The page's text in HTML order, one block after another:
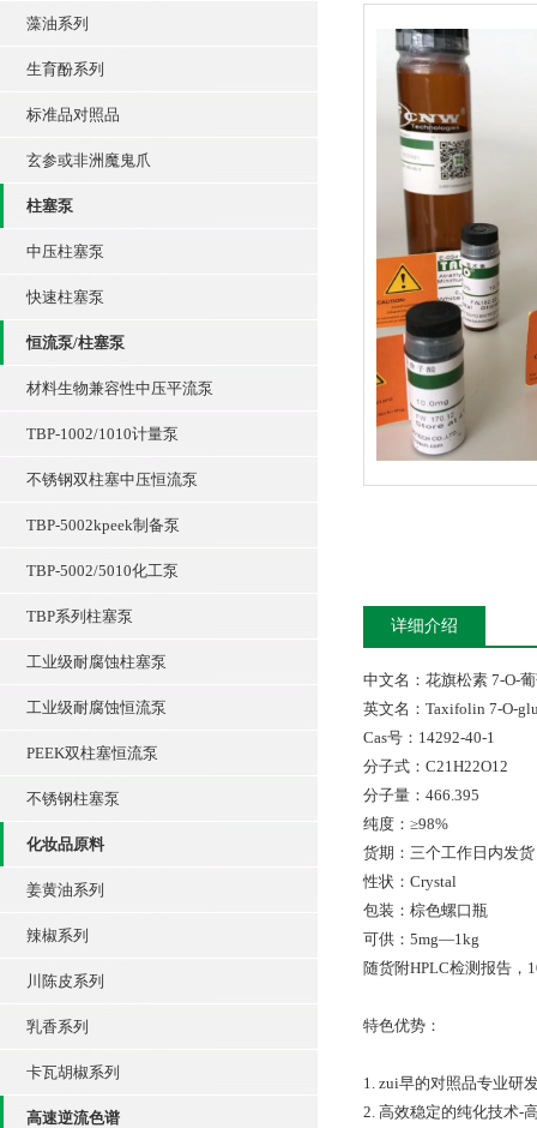
藻油系列
生育酚系列
标准品对照品
玄参或非洲魔鬼爪
柱塞泵
中压柱塞泵
快速柱塞泵
恒流泵/柱塞泵
材料生物兼容性中压平流泵
TBP-1002/1010计量泵
不锈钢双柱塞中压恒流泵
TBP-5002kpeek制备泵
TBP-5002/5010化工泵
TBP系列柱塞泵
工业级耐腐蚀柱塞泵
工业级耐腐蚀恒流泵
PEEK双柱塞恒流泵
不锈钢柱塞泵
化妆品原料
姜黄油系列
辣椒系列
川陈皮系列
乳香系列
卡瓦胡椒系列
高速逆流色谱
详细介绍
中文名：花旗松素 7-O-
英文名：Taxifolin 7-O-
Cas号：14292-40-1
分子式：C21H22O12
分子量：466.395
纯度：≥98%
货期：三个工作日内发货
性状：Crystal
包装：棕色螺口瓶
可供：5mg—1kg
随货附HPLC检测报告，
特色优势：
1. zui早的对照品专业研
2. 高效稳定的纯化技术-